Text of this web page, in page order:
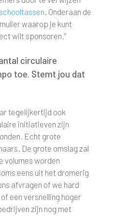
. Onderaan de
waarop je kunt
wilt sponsoren.”
circulaire
toe. Stemt jou dat
tegelijkertijd ook
initiatieven zijn
Echt grote
De grote omslag zal
volumes worden
eens uit het dromerig
afvragen of we hard
een versnelling hoger
zijn nog met